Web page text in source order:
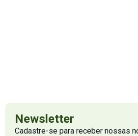
Newsletter
Cadastre-se para receber nossas